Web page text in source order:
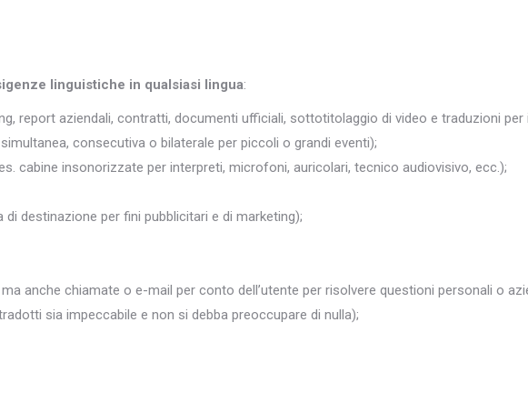
linguistiche in qualsiasi lingua:
report aziendali, contratti, documenti ufficiali, sottotitolaggio di video e traduzioni per
consecutiva o bilaterale per piccoli o grandi eventi);
cabine insonorizzate per interpreti, microfoni, auricolari, tecnico audiovisivo, ecc.);
destinazione per fini pubblicitari e di marketing);
anche chiamate o e-mail per conto dell’utente per risolvere questioni personali o
sia impeccabile e non si debba preoccupare di nulla);